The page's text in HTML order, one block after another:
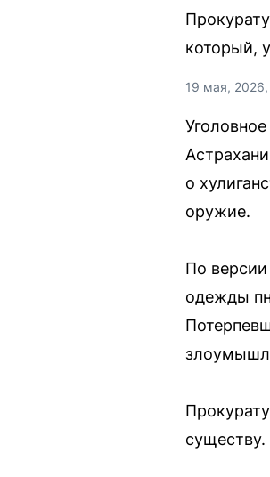
который,
19 мая,
о
оружие.
По
одежды
существу.